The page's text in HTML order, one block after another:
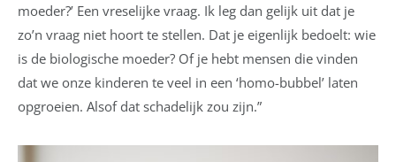
moeder?’ Een vreselijke vraag. Ik leg dan gelijk uit dat je
zo’n vraag niet hoort te stellen. Dat je eigenlijk bedoelt: wie
is de biologische moeder? Of je hebt mensen die vinden
dat we onze kinderen te veel in een ‘homo-bubbel’ laten
opgroeien. Alsof dat schadelijk zou zijn.”